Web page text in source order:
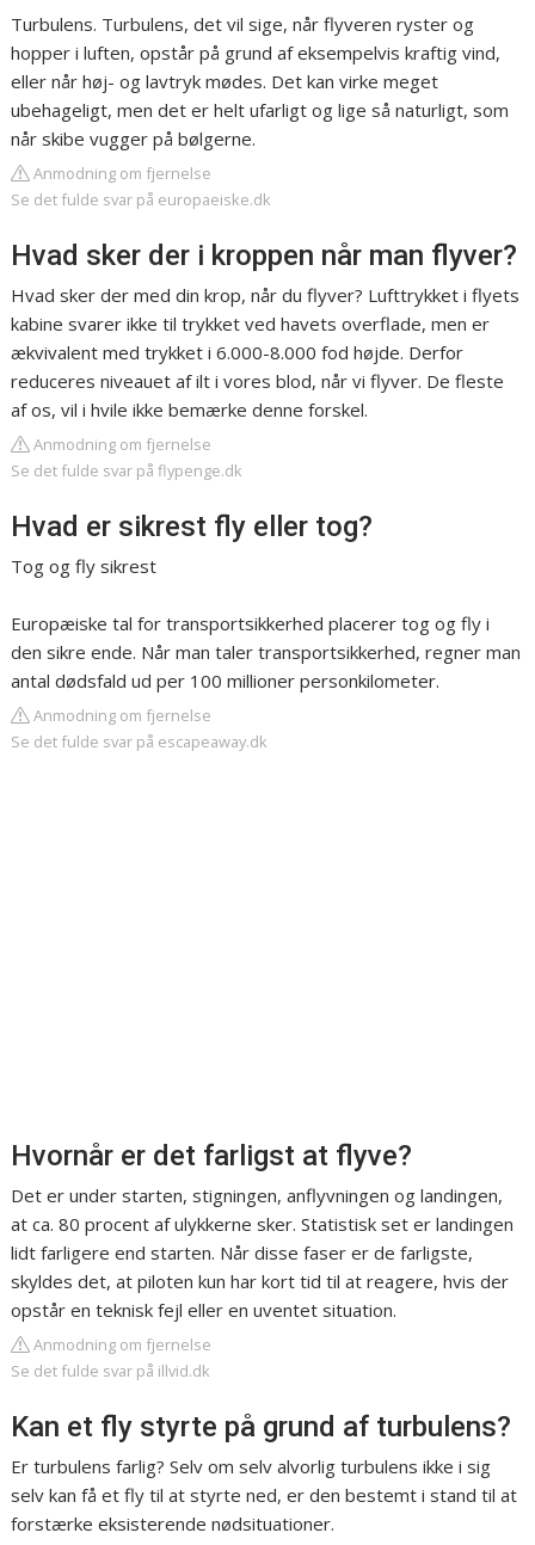
Turbulens. Turbulens, det vil sige, når flyveren ryster og
hopper i luften, opstår på grund af eksempelvis kraftig vind,
eller når høj- og lavtryk mødes. Det kan virke meget
ubehageligt, men det er helt ufarligt og lige så naturligt, som
når skibe vugger på bølgerne.
Anmodning om fjernelse
Se det fulde svar på europaeiske.dk
Hvad sker der i kroppen når man flyver?
Hvad sker der med din krop, når du flyver? Lufttrykket i flyets
kabine svarer ikke til trykket ved havets overflade, men er
ækvivalent med trykket i 6.000-8.000 fod højde. Derfor
reduceres niveauet af ilt i vores blod, når vi flyver. De fleste
af os, vil i hvile ikke bemærke denne forskel.
Anmodning om fjernelse
Se det fulde svar på flypenge.dk
Hvad er sikrest fly eller tog?
Tog og fly sikrest
Europæiske tal for transportsikkerhed placerer tog og fly i
den sikre ende. Når man taler transportsikkerhed, regner man
antal dødsfald ud per 100 millioner personkilometer.
Anmodning om fjernelse
Se det fulde svar på escapeaway.dk
Hvornår er det farligst at flyve?
Det er under starten, stigningen, anflyvningen og landingen,
at ca. 80 procent af ulykkerne sker. Statistisk set er landingen
lidt farligere end starten. Når disse faser er de farligste,
skyldes det, at piloten kun har kort tid til at reagere, hvis der
opstår en teknisk fejl eller en uventet situation.
Anmodning om fjernelse
Se det fulde svar på illvid.dk
Kan et fly styrte på grund af turbulens?
Er turbulens farlig? Selv om selv alvorlig turbulens ikke i sig
selv kan få et fly til at styrte ned, er den bestemt i stand til at
forstærke eksisterende nødsituationer.